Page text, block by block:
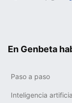
En Genbeta
Paso a paso
Inteligencia